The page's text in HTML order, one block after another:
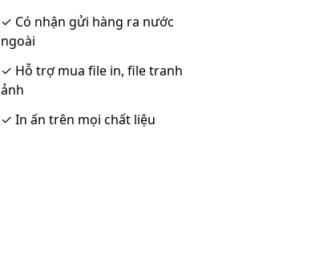
✓ Có nhận gửi hàng ra nước
ngoài
✓ Hỗ trợ mua file in, file tranh
ảnh
✓ In ấn trên mọi chất liệu